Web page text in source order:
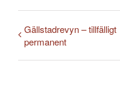
Gällstadrevyn – tillfälligt
permanent